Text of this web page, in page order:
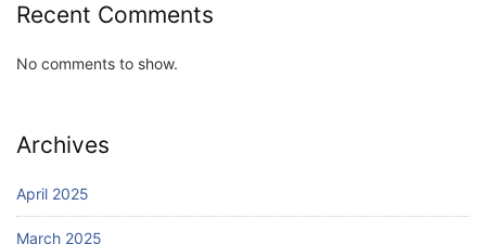
Recent Comments
No comments to show.
Archives
April 2025
March 2025